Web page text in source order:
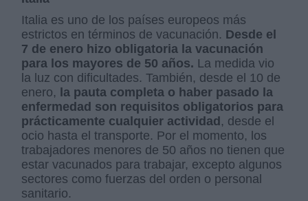
Italia es uno de los países europeos más
estrictos en términos de vacunación. Desde el
7 de enero hizo obligatoria la vacunación
para los mayores de 50 años. La medida vio
la luz con dificultades. También, desde el 10 de
enero, la pauta completa o haber pasado la
enfermedad son requisitos obligatorios para
prácticamente cualquier actividad, desde el
ocio hasta el transporte. Por el momento, los
trabajadores menores de 50 años no tienen que
estar vacunados para trabajar, excepto algunos
sectores como fuerzas del orden o personal
sanitario.